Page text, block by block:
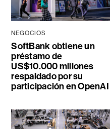
NEGOCIOS
SoftBank obtiene un
préstamo de
US$10.000 millones
respaldado por su
participación en OpenAI